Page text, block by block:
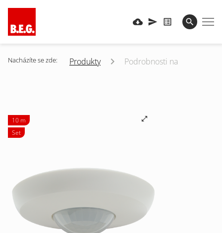
Nacházíte se zde: Produkty Podrobnosti na
10 m
Set